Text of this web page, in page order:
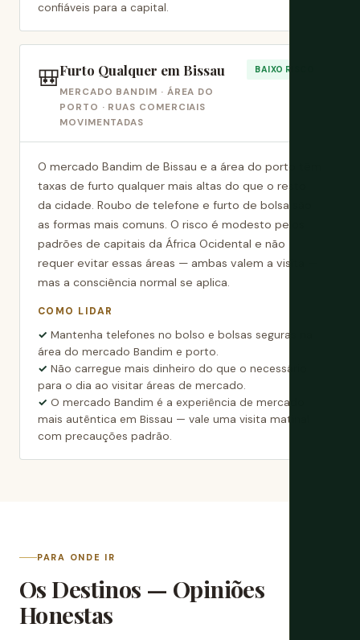
confiáveis para a capital.
🎒Furto Qualquer em Bissau
MERCADO BANDIM · ÁREA DO
PORTO · RUAS COMERCIAIS
MOVIMENTADAS
BAIXO RISCO
O mercado Bandim de Bissau e a área do porto têm
taxas de furto qualquer mais altas do que o resto
da cidade. Roubo de telefone e furto de bolsa são
as formas mais comuns. O risco é modesto pelos
padrões de capitais da África Ocidental e não
requer evitar essas áreas — ambas valem a visita —
mas a consciência normal se aplica.
COMO LIDAR
Mantenha telefones no bolso e bolsas seguras na
área do mercado Bandim e porto.
Não carregue mais dinheiro do que o necessário
para o dia ao visitar áreas de mercado.
O mercado Bandim é a experiência de mercado
mais autêntica em Bissau — vale uma visita matinal
com precauções padrão.
PARA ONDE IR
Os Destinos — Opiniões
Honestas